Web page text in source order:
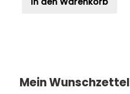
Mein Wunschzettel